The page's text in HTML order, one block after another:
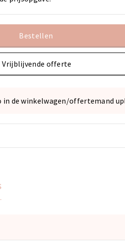
Bestellen
Vrijblijvende offerte
in de winkelwagen/offertemand